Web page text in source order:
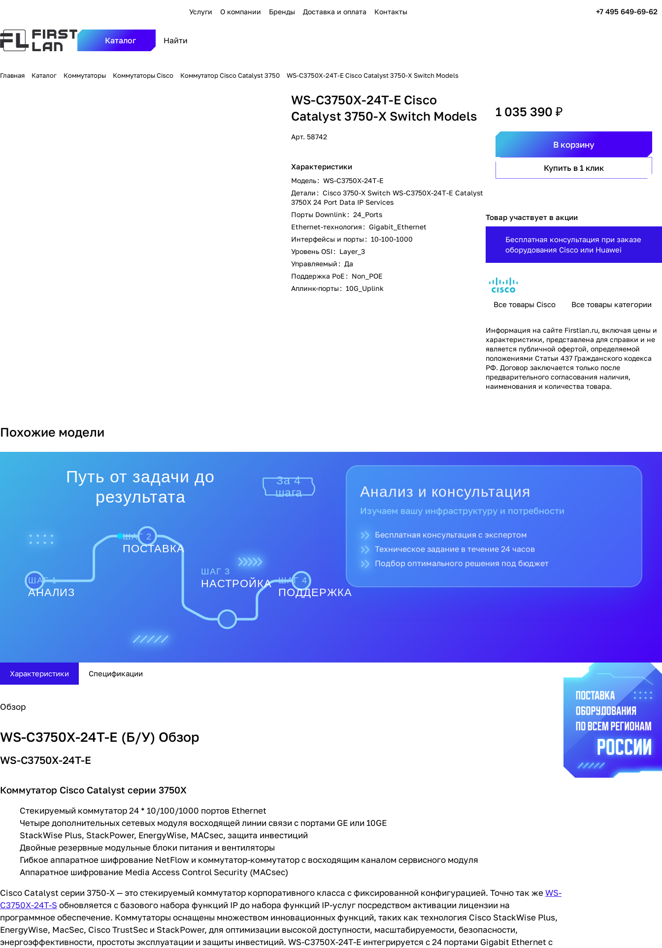
Услуги О компании Бренды Доставка и оплата Контакты +7 495 649-69-62
Каталог
Главная Каталог Коммутаторы Коммутаторы Cisco Коммутатор Cisco Catalyst 3750 WS-C3750X-24T-E Cisco Catalyst 3750-X Switch Models
WS-C3750X-24T-E Cisco
Catalyst 3750-X Switch Models
Арт. 58742
Характеристики
Модель: WS-C3750X-24T-E
Детали: Cisco 3750-X Switch WS-C3750X-24T-E Catalyst
3750X 24 Port Data IP Services
Порты Downlink: 24_Ports
Ethernet-технология: Gigabit_Ethernet
Интерфейсы и порты: 10-100-1000
Уровень OSI: Layer_3
Управляемый: Да
Поддержка PoE: Non_POE
Аплинк-порты: 10G_Uplink
1 035 390 ₽
В корзину
Купить в 1 клик
Товар участвует в акции
Бесплатная консультация при заказе
оборудования Cisco или Huawei
Все товары Cisco Все товары категории
Информация на сайте Firstlan.ru, включая цены и
характеристики, представлена для справки и не
является публичной офертой, определяемой
положениями Статьи 437 Гражданского кодекса
РФ. Договор заключается только после
предварительного согласования наличия,
наименования и количества товара.
Похожие модели
Путь от задачи до
результата
За 4
шага
ШАГ 1
АНАЛИЗ
ШАГ 2
ПОСТАВКА
ШАГ 3
НАСТРОЙКА ШАГ 4
ПОДДЕРЖКА
Поставка и гарантии
Поставляем только оригинальное оборудование
Прямые поставки от официальных дистрибьюторов
Полная гарантия производителя
Доставка по всей России в кратчайшие сроки
Характеристики Спецификации
Обзор
WS-C3750X-24T-E (Б/У) Обзор
WS-C3750X-24T-Е
Коммутатор Cisco Catalyst серии 3750X
Стекируемый коммутатор 24 * 10/100/1000 портов Ethernet
Четыре дополнительных сетевых модуля восходящей линии связи с портами GE или 10GE
StackWise Plus, StackPower, EnergyWise, MACsec, защита инвестиций
Двойные резервные модульные блоки питания и вентиляторы
Гибкое аппаратное шифрование NetFlow и коммутатор-коммутатор с восходящим каналом сервисного модуля
Аппаратное шифрование Media Access Control Security (MACsec)
Cisco Catalyst серии 3750-X — это стекируемый коммутатор корпоративного класса с фиксированной конфигурацией. Точно так же WS-
C3750X-24T-S обновляется с базового набора функций IP до набора функций IP-услуг посредством активации лицензии на
программное обеспечение. Коммутаторы оснащены множеством инновационных функций, таких как технология Cisco StackWise Plus,
EnergyWise, MacSec, Cisco TrustSec и StackPower, для оптимизации высокой доступности, масштабируемости, безопасности,
энергоэффективности, простоты эксплуатации и защиты инвестиций. WS-C3750X-24T-E интегрируется с 24 портами Gigabit Ethernet с